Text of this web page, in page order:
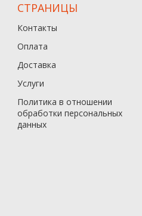
СТРАНИЦЫ
Контакты
Оплата
Доставка
Услуги
Политика в отношении
обработки персональных
данныx